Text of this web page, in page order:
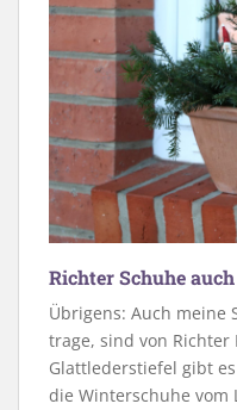
Richter Schuhe
Übrigens: Auch meine
trage, sind von
Glattlederstiefel gibt
die Winterschuhe vom